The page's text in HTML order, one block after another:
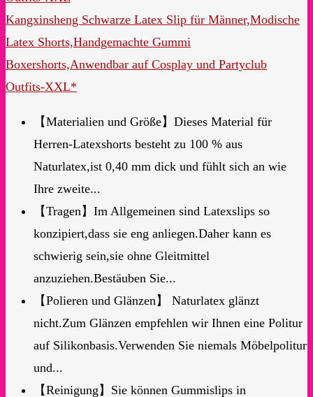
Kangxinsheng Schwarze Latex Slip für Männer,Modische
Latex Shorts,Handgemachte Gummi
Boxershorts,Anwendbar auf Cosplay und Partyclub
Outfits-XXL*
【Materialien und Größe】Dieses Material für
Herren-Latexshorts besteht zu 100 % aus
Naturlatex,ist 0,40 mm dick und fühlt sich an wie
Ihre zweite...
【Tragen】Im Allgemeinen sind Latexslips so
konzipiert,dass sie eng anliegen.Daher kann es
schwierig sein,sie ohne Gleitmittel
anzuziehen.Bestäuben Sie...
【Polieren und Glänzen】 Naturlatex glänzt
nicht.Zum Glänzen empfehlen wir Ihnen eine Politur
auf Silikonbasis.Verwenden Sie niemals Möbelpolitur
und...
【Reinigung】Sie können Gummislips in